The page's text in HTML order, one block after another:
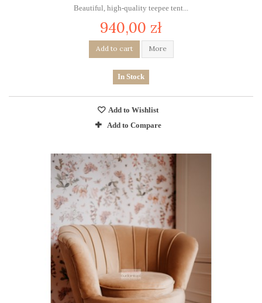
Beautiful, high-quality teepee tent...
940,00 zł
Add to cart More
In Stock
Add to Wishlist
Add to Compare